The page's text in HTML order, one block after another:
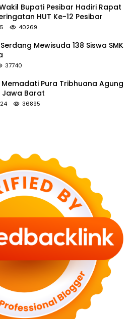
Bupati Pesibar Hadiri Rapat
HUT Ke-12 Pesibar
40269
Mewisuda 138 Siswa SMK
37740
Pura Tribhuana Agung
Jawa Barat
36895